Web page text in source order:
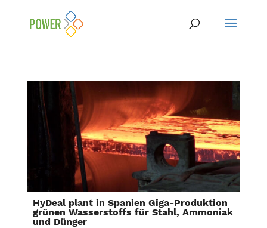
HyDeal plant in Spanien Giga-Produktion
grünen Wasserstoffs für Stahl, Ammoniak
und Dünger